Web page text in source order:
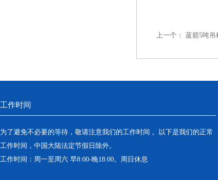
上一个： 蓝箭5吨吊
工作时间
为了避免不必要的等待，敬请注意我们的工作时间 。以下是我们的正常
工作时间，中国大陆法定节假日除外。
工作时间：周一至周六 早8:00-晚18:00。周日休息